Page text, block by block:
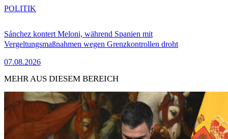
Sánchez kontert Meloni, während Spanien mit
Vergeltungsmaßnahmen wegen Grenzkontrollen droht
07.08.2026
POLITIK
MEHR AUS DIESEM BEREICH